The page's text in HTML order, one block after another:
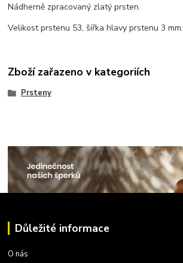
Nádherně zpracovaný zlatý prsten.
Velikost prstenu 53, šířka hlavy prstenu 3 mm.
Zboží zařazeno v kategoriích
Prsteny
Důležité informace
O nás